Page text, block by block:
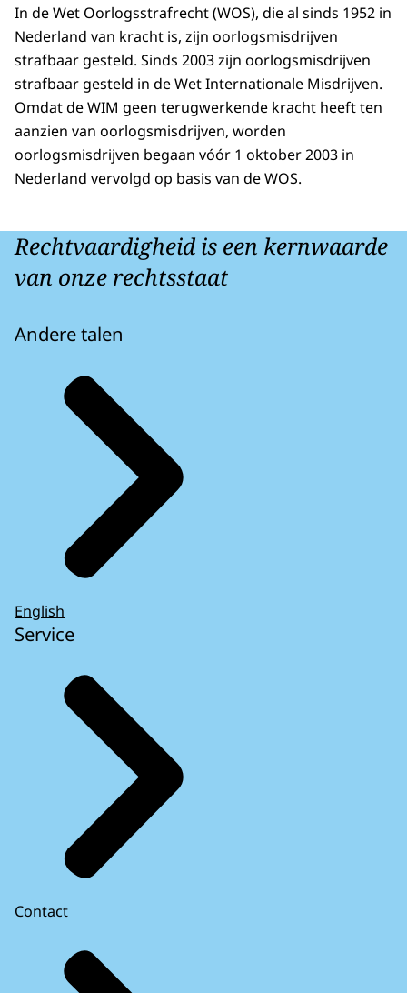
In de Wet Oorlogsstrafrecht (WOS), die al sinds 1952 in
Nederland van kracht is, zijn oorlogsmisdrijven
strafbaar gesteld. Sinds 2003 zijn oorlogsmisdrijven
strafbaar gesteld in de Wet Internationale Misdrijven.
Omdat de WIM geen terugwerkende kracht heeft ten
aanzien van oorlogsmisdrijven, worden
oorlogsmisdrijven begaan vóór 1 oktober 2003 in
Nederland vervolgd op basis van de WOS.
Rechtvaardigheid is een kernwaarde
van onze rechtsstaat
Andere talen
English
Service
Contact